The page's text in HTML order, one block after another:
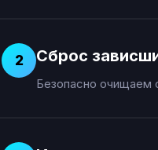
2 Сброс
Безопасно очищаем